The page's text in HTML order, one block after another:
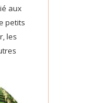
aux
petits
les